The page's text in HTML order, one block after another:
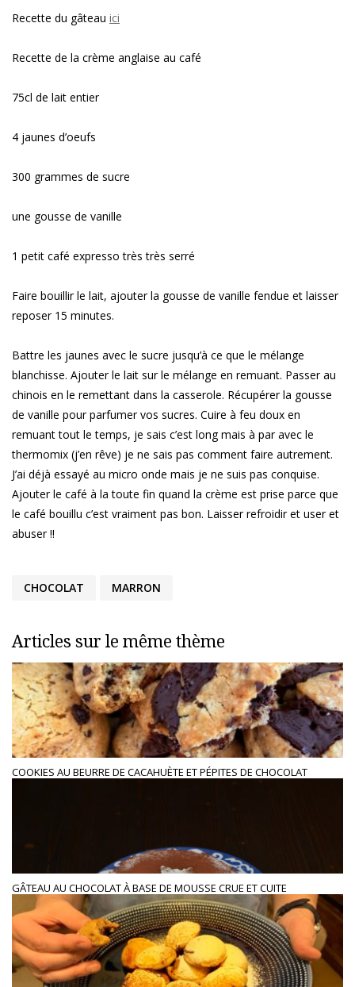
Recette du gâteau ici
Recette de la crème anglaise au café
75cl de lait entier
4 jaunes d’oeufs
300 grammes de sucre
une gousse de vanille
1 petit café expresso très très serré
Faire bouillir le lait, ajouter la gousse de vanille fendue et laisser
reposer 15 minutes.
Battre les jaunes avec le sucre jusqu’à ce que le mélange
blanchisse. Ajouter le lait sur le mélange en remuant. Passer au
chinois en le remettant dans la casserole. Récupérer la gousse
de vanille pour parfumer vos sucres. Cuire à feu doux en
remuant tout le temps, je sais c’est long mais à par avec le
thermomix (j’en rêve) je ne sais pas comment faire autrement.
J’ai déjà essayé au micro onde mais je ne suis pas conquise.
Ajouter le café à la toute fin quand la crème est prise parce que
le café bouillu c’est vraiment pas bon. Laisser refroidir et user et
abuser !!
CHOCOLAT MARRON
Articles sur le même thème
COOKIES AU BEURRE DE CACAHUÈTE ET PÉPITES DE CHOCOLAT
GÂTEAU AU CHOCOLAT À BASE DE MOUSSE CRUE ET CUITE